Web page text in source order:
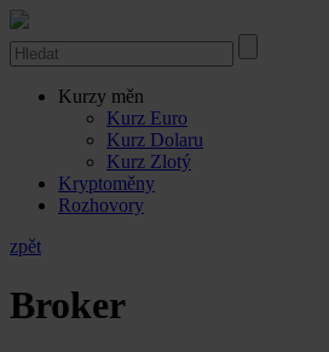
Kurzy měn
Kurz Euro
Kurz Dolaru
Kurz Zlotý
Kryptoměny
Rozhovory
zpět
Broker